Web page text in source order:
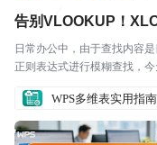
告别VLOOKUP！
日常办公中，由于查找内容
正则表达式进行模糊查找，
一些。❓ 痛点分析比如我手
WPS多维表实用指南